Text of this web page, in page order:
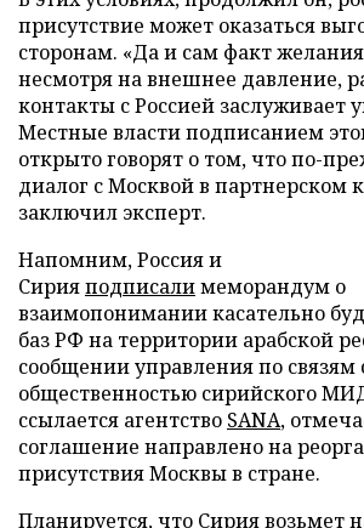
присутствие может оказаться
сторонам. «Да и сам факт
несмотря на внешнее давление,
контакты с Россией заслуживает
Местные власти подписанием
открыто говорят о том, что по-
диалог с Москвой в партнерском
заключил эксперт.
Напомним, Россия и
Сирияподписалимеморандум о
взаимопонимании касательно
баз РФ на территории арабской
сообщении управления по связям
общественностью сирийского
ссылается агентство SANA,
соглашение направлено на
присутствия Москвы в стране.
Планируется, что Сирия возьмет